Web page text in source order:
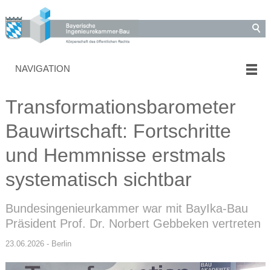
NAVIGATION
Transformationsbarometer
Bauwirtschaft: Fortschritte
und Hemmnisse erstmals
systematisch sichtbar
Bundesingenieurkammer war mit BayIka-Bau
Präsident Prof. Dr. Norbert Gebbeken vertreten
23.06.2026 - Berlin